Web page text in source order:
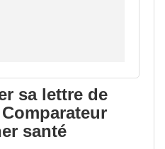
sa lettre de
santé